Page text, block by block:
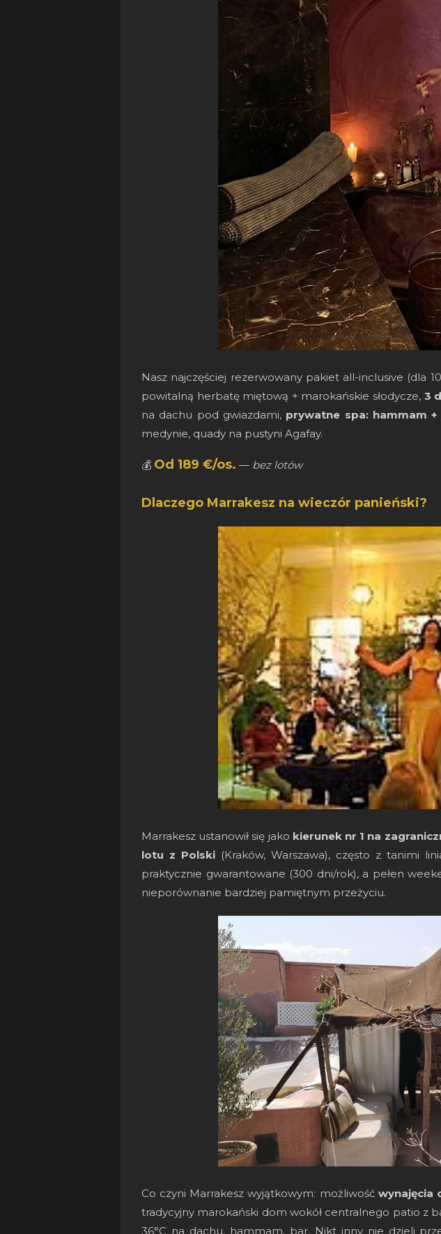
Nasz najczęściej rezerwowany pakiet all-inclusive (dla
powitalną herbatę miętową + marokańskie słodycze, 3
na dachu pod gwiazdami, prywatne spa: hammam +
medynie, quady na pustyni Agafay.
💰 Od 189 €/os. — bez lotów
Dlaczego Marrakesz na wieczór panieński?
Marrakesz ustanowił się jako kierunek nr 1 na
lotu z Polski (Kraków, Warszawa), często z tanimi
praktycznie gwarantowane (300 dni/rok), a pełen
nieporównanie bardziej pamiętnym przeżyciu.
Co czyni Marrakesz wyjątkowym: możliwość wynajęcia
tradycyjny marokański dom wokół centralnego patio z
36°C na dachu, hammam, bar. Nikt inny nie dzieli